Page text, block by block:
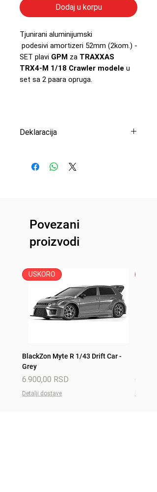
Dodaj u korpu
Tjunirani aluminijumski
podesivi amortizeri 52mm (2kom.) -
SET plavi GPM za TRAXXAS
TRX4-M 1/18 Crawler modele u
set sa 2 paara opruga.
Deklaracija
d.o.o.
Povezani
proizvodi
USKORO
BlackZon Myte R 1/43 Drift Car -
Grey
Price
6.900,00 RSD
Detalji dostave
Price